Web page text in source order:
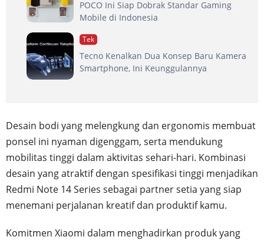
POCO Ini Siap Dobrak Standar Gaming
Mobile di Indonesia
Tek
Tecno Kenalkan Dua Konsep Baru Kamera
Smartphone, Ini Keunggulannya
Desain bodi yang melengkung dan ergonomis membuat
ponsel ini nyaman digenggam, serta mendukung
mobilitas tinggi dalam aktivitas sehari-hari. Kombinasi
desain yang atraktif dengan spesifikasi tinggi menjadikan
Redmi Note 14 Series sebagai partner setia yang siap
menemani perjalanan kreatif dan produktif kamu.
Komitmen Xiaomi dalam menghadirkan produk yang